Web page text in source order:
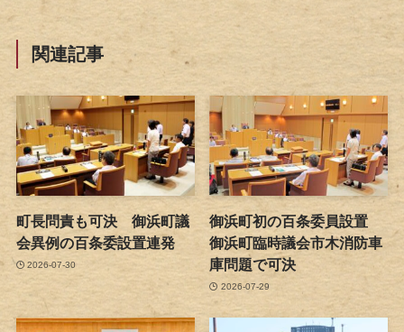
関連記事
町長問責も可決 御浜町議
会異例の百条委設置連発
2026-07-30
御浜町初の百条委員設置
御浜町臨時議会市木消防車
庫問題で可決
2026-07-29